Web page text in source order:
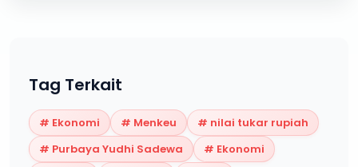
Tag Terkait
# Ekonomi # Menkeu # nilai tukar rupiah
# Purbaya Yudhi Sadewa # Ekonomi